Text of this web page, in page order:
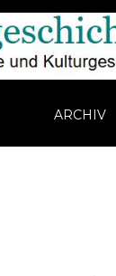
ARCHIV